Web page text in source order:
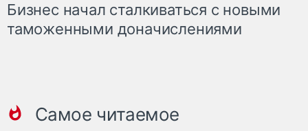
Бизнес начал сталкиваться с новыми
таможенными доначислениями
Самое читаемое